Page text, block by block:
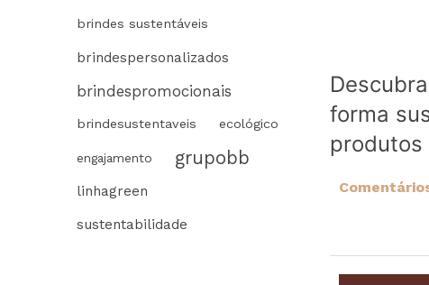
brindes sustentáveis
brindespersonalizados
brindespromocionais
brindesustentaveis ecológico
engajamento grupobb
linhagreen
sustentabilidade
forma
produtos